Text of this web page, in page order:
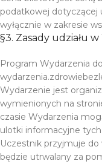
podatkowej dotyczącej
wyłącznie w zakresie
§3. Zasady udziału
Program Wydarzenia
Wydarzenie jest
wymienionych na
czasie Wydarzenia
ulotki informacyjne tych
Uczestnik przyjmuje
będzie utrwalany za